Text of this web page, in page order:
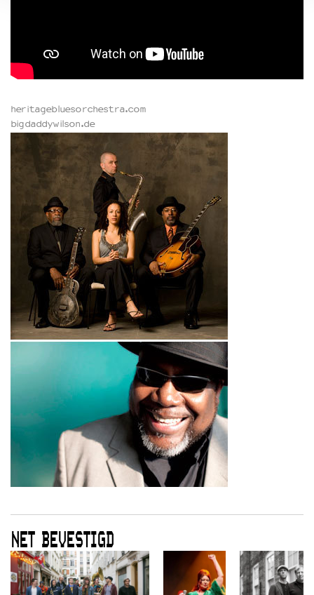
heritagebluesorchestra.com
bigdaddywilson.de
NET BEVESTIGD